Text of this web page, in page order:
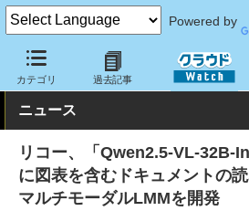
Powered by
カテゴリ 過去記事
クラウド Watch サービス・ソフト ソ
ニュース
リコー、「Qwen2.5-VL-32B-
に図表を含むドキュメントの
マルチモーダルLMMを開発